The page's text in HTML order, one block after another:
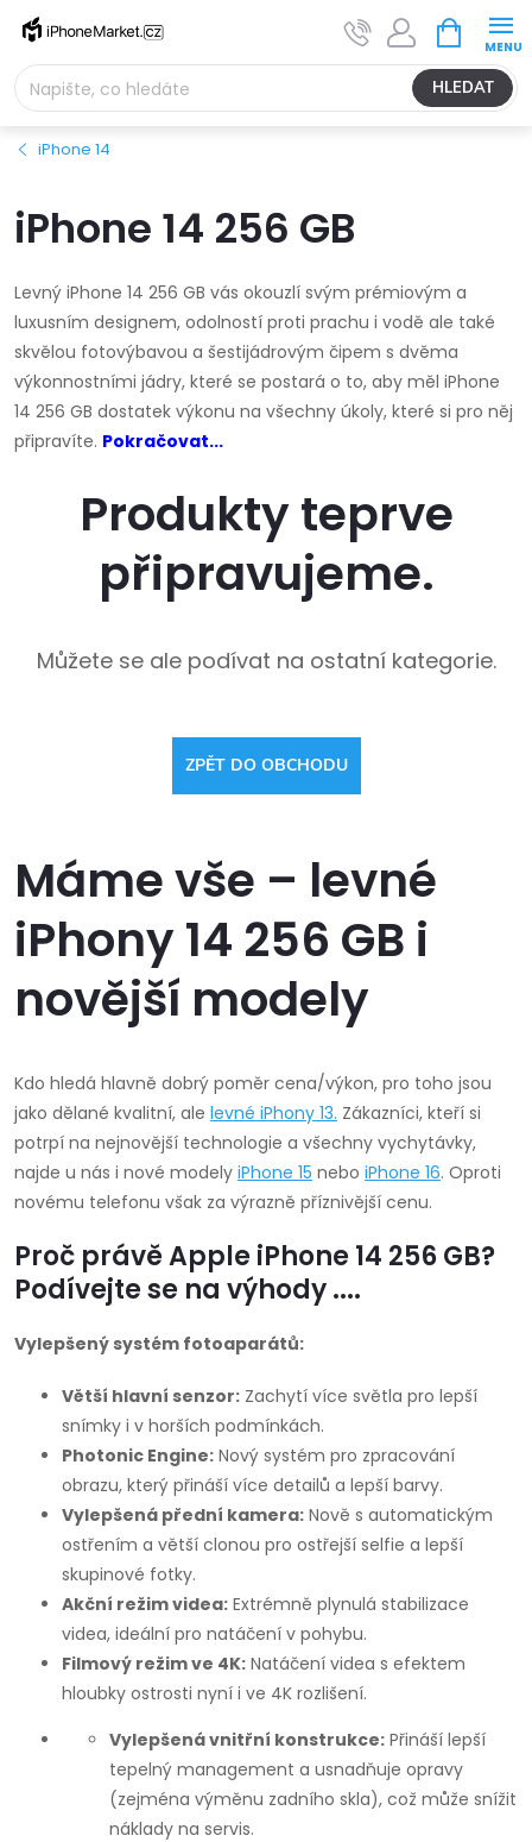
Přejít
obsah
HLEDAT
NÁKUPNÍ
KOŠÍK
iPhone 14
iPhone 14 256 GB
Levný iPhone 14 256 GB vás okouzlí svým prémiovým a
luxusním designem, odolností proti prachu i vodě ale také
skvělou fotovýbavou a šestijádrovým čipem s dvěma
výkonnostními jádry, které se postará o to, aby měl iPhone
14 256 GB dostatek výkonu na všechny úkoly, které si pro něj
připravíte. Pokračovat...
Produkty teprve
připravujeme.
Můžete se ale podívat na ostatní kategorie.
ZPĚT DO OBCHODU
Máme vše – levné
iPhony 14 256 GB i
novější modely
Kdo hledá hlavně dobrý poměr cena/výkon, pro toho jsou
jako dělané kvalitní, ale levné iPhony 13. Zákazníci, kteří si
potrpí na nejnovější technologie a všechny vychytávky,
najde u nás i nové modely iPhone 15 nebo iPhone 16. Oproti
novému telefonu však za výrazně příznivější cenu.
Proč právě Apple iPhone 14 256 GB?
Podívejte se na výhody ....
Vylepšený systém fotoaparátů:
Větší hlavní senzor: Zachytí více světla pro lepší
snímky i v horších podmínkách.
Photonic Engine: Nový systém pro zpracování
obrazu, který přináší více detailů a lepší barvy.
Vylepšená přední kamera: Nově s automatickým
ostřením a větší clonou pro ostřejší selfie a lepší
skupinové fotky.
Akční režim videa: Extrémně plynulá stabilizace
videa, ideální pro natáčení v pohybu.
Filmový režim ve 4K: Natáčení videa s efektem
hloubky ostrosti nyní i ve 4K rozlišení.
Vylepšená vnitřní konstrukce: Přináší lepší
tepelný management a usnadňuje opravy
(zejména výměnu zadního skla), což může snížit
náklady na servis.